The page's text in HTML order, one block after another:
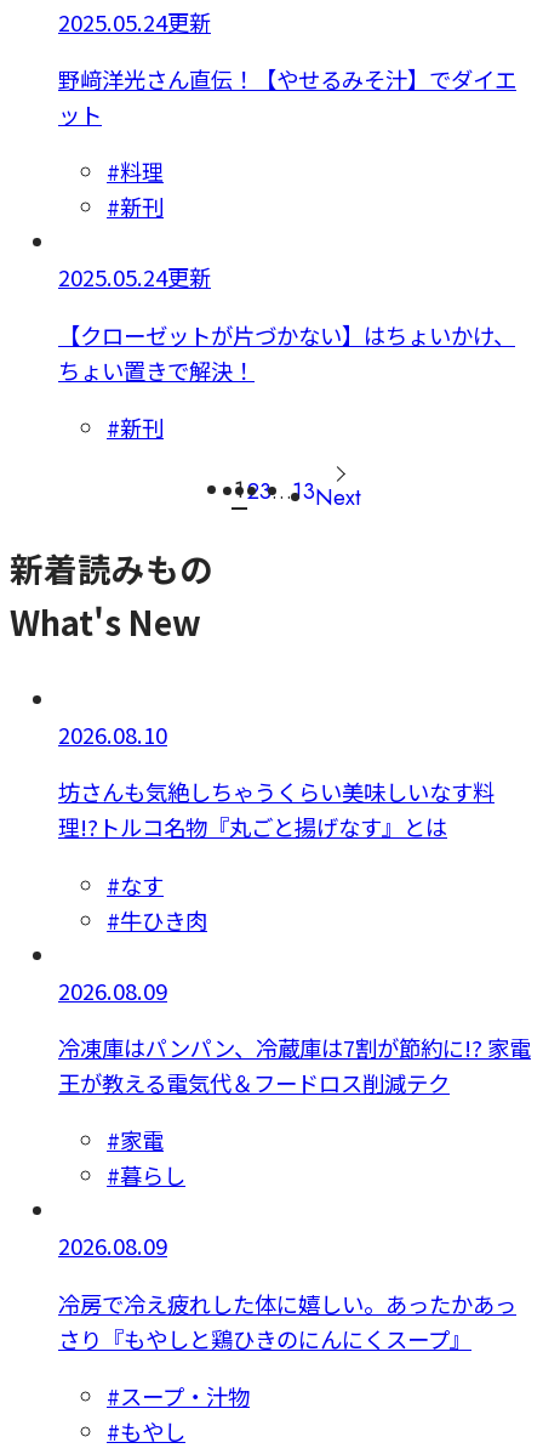
2025.05.24更新
野﨑洋光さん直伝！【やせるみそ汁】でダイエ
ット
#料理
#新刊
2025.05.24更新
【クローゼットが片づかない】はちょいかけ、
ちょい置きで解決！
#新刊
123…13Next
新着読みもの
What's New
2026.08.10
坊さんも気絶しちゃうくらい美味しいなす料
理!?トルコ名物『丸ごと揚げなす』とは
#なす
#牛ひき肉
2026.08.09
冷凍庫はパンパン、冷蔵庫は7割が節約に!? 家電
王が教える電気代＆フードロス削減テク
#家電
#暮らし
2026.08.09
冷房で冷え疲れした体に嬉しい。あったかあっ
さり『もやしと鶏ひきのにんにくスープ』
#スープ・汁物
#もやし